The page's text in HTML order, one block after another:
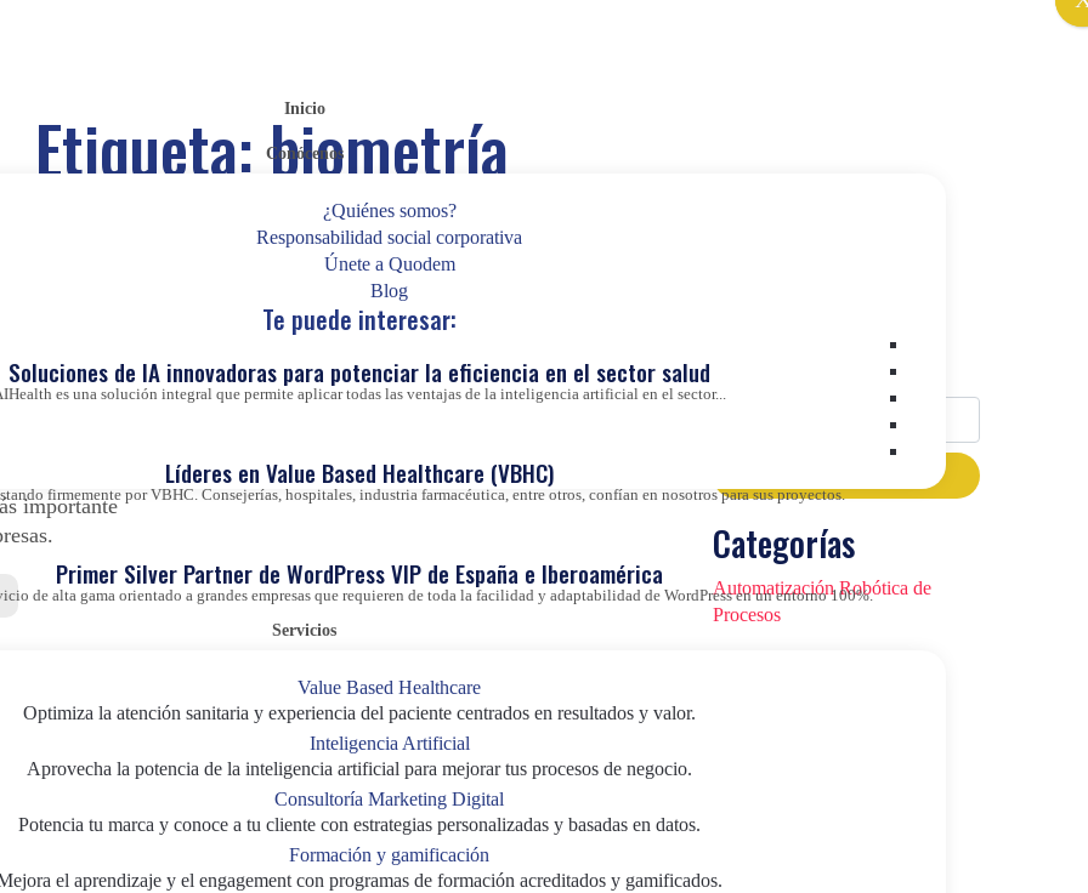
Inicio
Conócenos
¿Quiénes somos?
Responsabilidad social corporativa
Únete a Quodem
Blog
Te puede interesar:
Soluciones de IA innovadoras para potenciar la eficiencia en el sector salud
es una solución integral que permite aplicar todas las ventajas de la inteligencia artificial en el sector...
Líderes en Value Based Healthcare (VBHC)
firmemente por VBHC. Consejerías, hospitales, industria farmacéutica, entre otros, confían en nosotros para sus proyectos.
Primer Silver Partner de WordPress VIP de España e Iberoamérica
de alta gama orientado a grandes empresas que requieren de toda la facilidad y adaptabilidad de WordPress en un entorno 100%.
Servicios
Value Based Healthcare
Optimiza la atención sanitaria y experiencia del paciente centrados en resultados y valor.
Inteligencia Artificial
Aprovecha la potencia de la inteligencia artificial para mejorar tus procesos de negocio.
Consultoría Marketing Digital
Potencia tu marca y conoce a tu cliente con estrategias personalizadas y basadas en datos.
Formación y gamificación
el aprendizaje y el engagement con programas de formación acreditados y gamificados.
Etiqueta:biometría
importante
Categorías
Automatización Robótica de
Procesos
Espacio Europeo de Datos en